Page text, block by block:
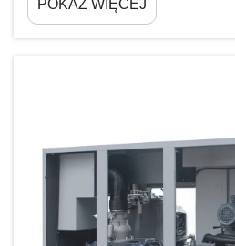
śrubowych z olejowym
wykonane wirniki śrubowe –
POKAŻ WIĘCEJ